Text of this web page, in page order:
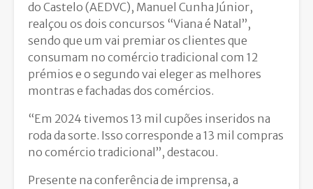
do Castelo (AEDVC), Manuel Cunha Júnior,
realçou os dois concursos “Viana é Natal”,
sendo que um vai premiar os clientes que
consumam no comércio tradicional com 12
prémios e o segundo vai eleger as melhores
montras e fachadas dos comércios.
“Em 2024 tivemos 13 mil cupões inseridos na
roda da sorte. Isso corresponde a 13 mil compras
no comércio tradicional”, destacou.
Presente na conferência de imprensa, a